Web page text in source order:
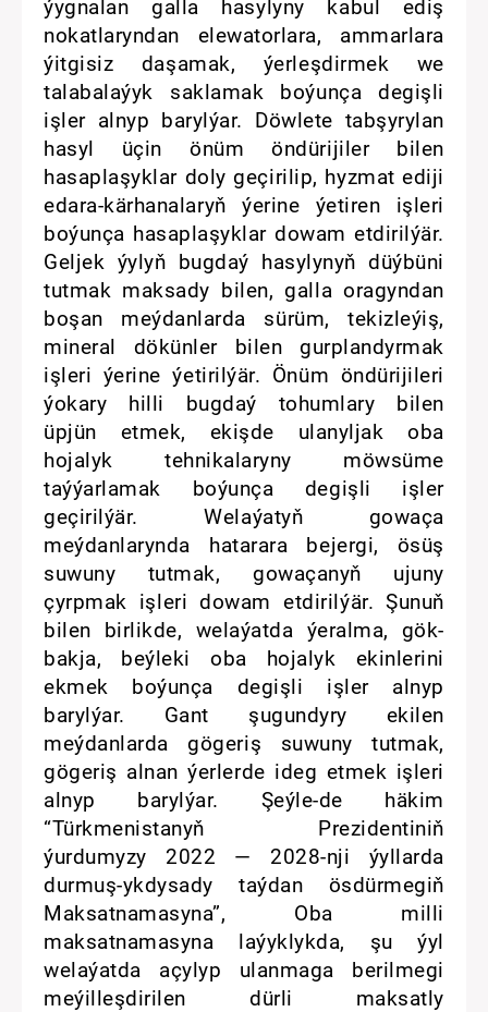
ýygnalan galla hasylyny kabul ediş
nokatlaryndan elewatorlara, ammarlara
ýitgisiz daşamak, ýerleşdirmek we
talabalaýyk saklamak boýunça degişli
işler alnyp barylýar. Döwlete tabşyrylan
hasyl üçin önüm öndürijiler bilen
hasaplaşyklar doly geçirilip, hyzmat ediji
edara-kärhanalaryň ýerine ýetiren işleri
boýunça hasaplaşyklar dowam etdirilýär.
Geljek ýylyň bugdaý hasylynyň düýbüni
tutmak maksady bilen, galla oragyndan
boşan meýdanlarda sürüm, tekizleýiş,
mineral dökünler bilen gurplandyrmak
işleri ýerine ýetirilýär. Önüm öndürijileri
ýokary hilli bugdaý tohumlary bilen
üpjün etmek, ekişde ulanyljak oba
hojalyk tehnikalaryny möwsüme
taýýarlamak boýunça degişli işler
geçirilýär. Welaýatyň gowaça
meýdanlarynda hatarara bejergi, ösüş
suwuny tutmak, gowaçanyň ujuny
çyrpmak işleri dowam etdirilýär. Şunuň
bilen birlikde, welaýatda ýeralma, gök-
bakja, beýleki oba hojalyk ekinlerini
ekmek boýunça degişli işler alnyp
barylýar. Gant şugundyry ekilen
meýdanlarda gögeriş suwuny tutmak,
gögeriş alnan ýerlerde ideg etmek işleri
alnyp barylýar. Şeýle-de häkim
“Türkmenistanyň Prezidentiniň
ýurdumyzy 2022 — 2028-nji ýyllarda
durmuş-ykdysady taýdan ösdürmegiň
Maksatnamasyna”, Oba milli
maksatnamasyna laýyklykda, şu ýyl
welaýatda açylyp ulanmaga berilmegi
meýilleşdirilen dürli maksatly